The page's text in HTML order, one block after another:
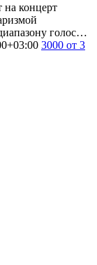
на концерт
голос…
3000 от 3